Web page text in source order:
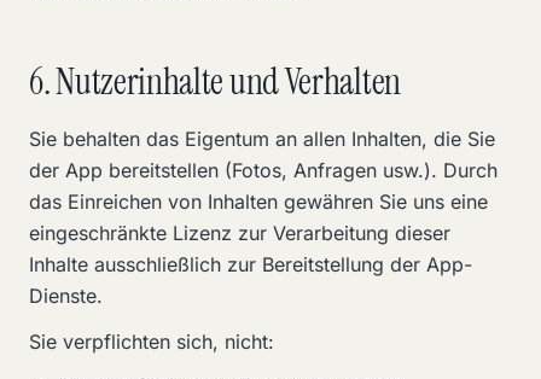
6. Nutzerinhalte und Verhalten
Sie behalten das Eigentum an allen Inhalten, die Sie
der App bereitstellen (Fotos, Anfragen usw.). Durch
das Einreichen von Inhalten gewähren Sie uns eine
eingeschränkte Lizenz zur Verarbeitung dieser
Inhalte ausschließlich zur Bereitstellung der App-
Dienste.
Sie verpflichten sich, nicht: